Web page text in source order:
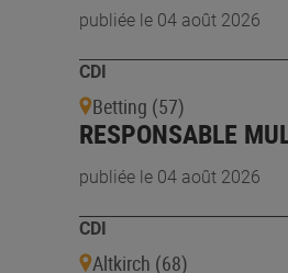
publiée le 04 août 2026
CDI
Betting (57)
RESPONSABLE
publiée le 04 août 2026
CDI
Altkirch (68)